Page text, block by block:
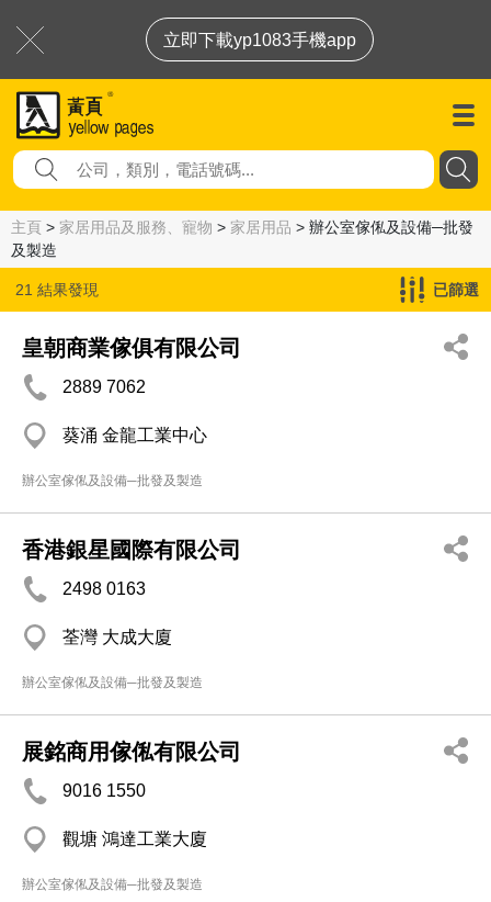
立即下載yp1083手機app
主頁 > 家居用品及服務、寵物 > 家居用品 > 辦公室傢俬及設備─批發
及製造
21 結果發現
辦公室傢俬及設備─批發及製造
已篩選
皇朝商業傢俱有限公司
2889 7062
葵涌 金龍工業中心
辦公室傢俬及設備─批發及製造
香港銀星國際有限公司
2498 0163
荃灣 大成大廈
辦公室傢俬及設備─批發及製造
展銘商用傢俬有限公司
9016 1550
觀塘 鴻達工業大廈
辦公室傢俬及設備─批發及製造